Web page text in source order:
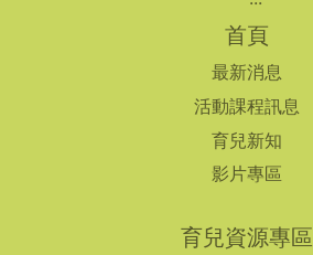
首頁
最新消息
活動課程訊息
育兒新知
影片專區
育兒資源專區